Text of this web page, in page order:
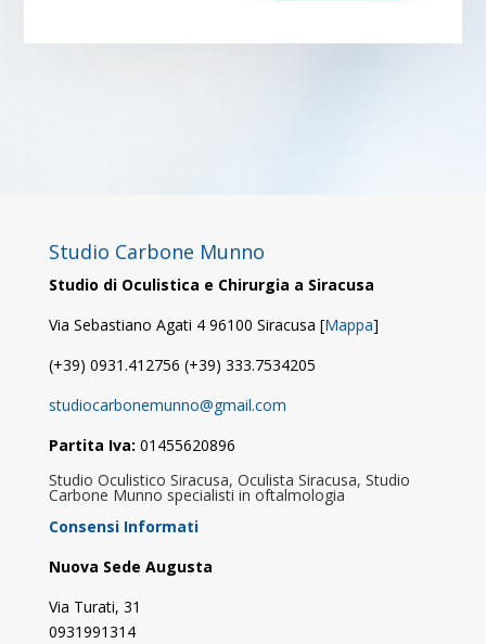
Studio Carbone Munno
Studio di Oculistica e Chirurgia a Siracusa
Via Sebastiano Agati 4 96100 Siracusa [Mappa]
(+39) 0931.412756 (+39) 333.7534205
studiocarbonemunno@gmail.com
Partita Iva: 01455620896
Studio Oculistico Siracusa, Oculista Siracusa, Studio
Carbone Munno specialisti in oftalmologia
Consensi Informati
Nuova Sede Augusta
Via Turati, 31
0931991314